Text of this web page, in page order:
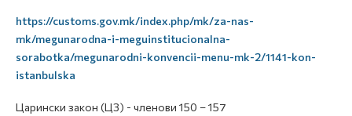
https://customs.gov.mk/index.php/mk/za-nas-
mk/megunarodna-i-meguinstitucionalna-
sorabotka/megunarodni-konvencii-menu-mk-2/1141-kon-
istanbulska
Царински закон (ЦЗ) - членови 150 – 157